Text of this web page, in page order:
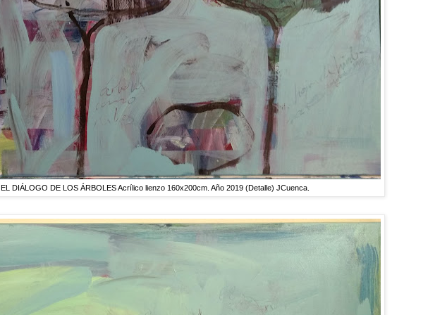
EL DIÁLOGO DE LOS ÁRBOLES Acrílico lienzo 160x200cm. Año 2019 (Detalle) JCuenca.